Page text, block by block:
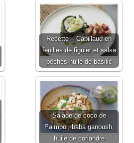
Recette – Cabillaud en
feuilles de figuier et salsa
pêches huile de basilic
Salade de coco de
Paimpol, baba ganoush,
huile de coriandre